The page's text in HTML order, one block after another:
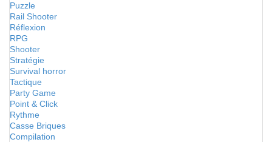
Puzzle
Rail Shooter
Réflexion
RPG
Shooter
Stratégie
Survival horror
Tactique
Party Game
Point & Click
Rythme
Casse Briques
Compilation